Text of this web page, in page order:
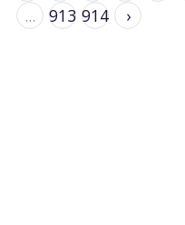
...
913 914 ›